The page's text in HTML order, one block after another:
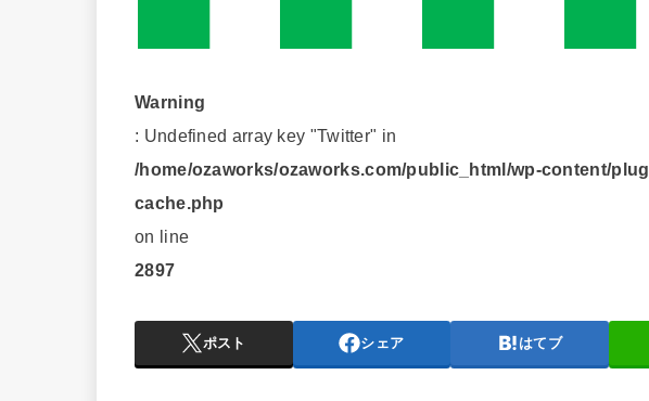
Warning
: Undefined array key "Twitter" in
/home/ozaworks/ozaworks.com/public_html/wp-content/
cache.php
on line
2897
ポスト シェア はてブ